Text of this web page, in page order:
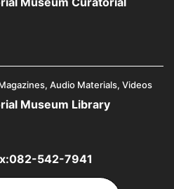
Audio Materials, Videos
Museum Library
542-7941